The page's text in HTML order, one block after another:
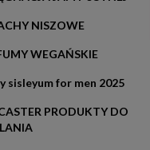
NISZOWE
WEGAŃSKIE
sisleyum for men 2025
PRODUKTY DO